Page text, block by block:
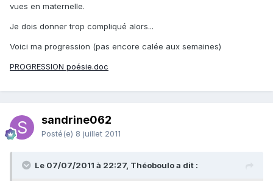
vues en maternelle.
Je dois donner trop compliqué alors...
Voici ma progression (pas encore calée aux semaines)
PROGRESSION poésie.doc
sandrine062
Posté(e) 8 juillet 2011
Le 07/07/2011 à 22:27, Théoboulo a dit :